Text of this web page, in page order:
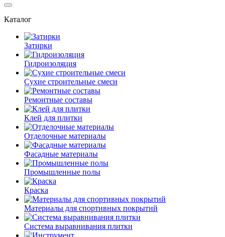
Каталог
Затирки
Гидроизоляция
Сухие строительные смеси
Ремонтные составы
Клей для плитки
Отделочные материалы
Фасадные материалы
Промышленные полы
Краска
Материалы для спортивных покрытий
Система выравнивания плитки